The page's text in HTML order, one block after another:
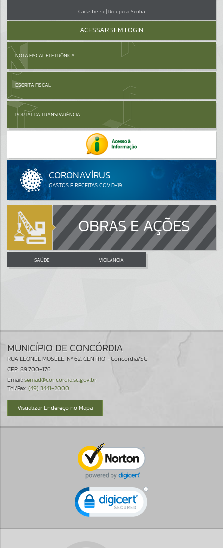
Por favor, aguarde...
Cadastre-se|Recuperar Senha
ACESSAR SEM LOGIN
NOTA FISCAL ELETRÔNICA
ESCRITA FISCAL
PORTAL DA TRANSPARÊNCIA
OBRAS E AÇÕES
SAÚDE VIGILÂNCIA
MUNICÍPIO DE CONCÓRDIA
RUA LEONEL MOSELE, Nº 62, CENTRO - Concórdia/SC
CEP: 89.700-176
Email:semad@concordia.sc.gov.br
Tel/Fax:(49) 3441-2000
Visualizar Endereço no Mapa